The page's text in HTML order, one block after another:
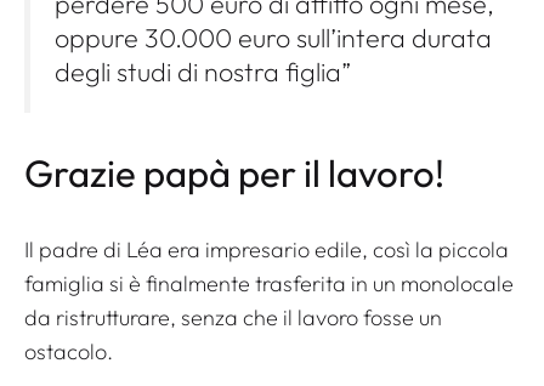
oppure 30.000 euro sull’intera durata
degli studi di nostra figlia”
Grazie papà per il lavoro!
Il padre di Léa era impresario edile, così la piccola
famiglia si è finalmente trasferita in un monolocale
da ristrutturare, senza che il lavoro fosse un
ostacolo.